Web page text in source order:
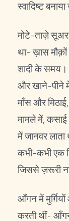
स्वादिष्ट
मोटे-ताज़े सूअर
था- ख़ास मौक़ों
शादी के समय।
और खाने-पीने में
माँस और
मामले में, कसाई
में जानवर लाता
कभी-कभी एक
जिससे ज़रूरी
आँगन में
करती थीं-